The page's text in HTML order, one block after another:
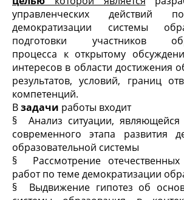
управленческих действий
демократизации системы
подготовки участников
процесса к открытому
интересов в области достижения
результатов, условий, границ
компетенций.
Взадачи работы входит
§ Анализ ситуации, являющейся
современного этапа развития
образовательной системы
§ Рассмотрение
работ по теме демократизации
§ Выдвижение гипотез об